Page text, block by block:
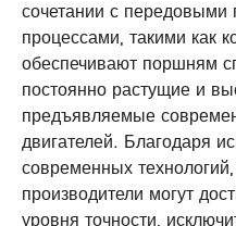
сочетании с передовыми
процессами, такими как
обеспечивают поршням
постоянно растущие и
предъявляемые
двигателей. Благодаря
современных
производители могут
уровня точности,